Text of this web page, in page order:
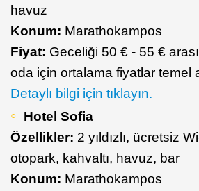
havuz
Konum: Marathokampos
Fiyat: Geceliği 50 € - 55 €
oda için ortalama fiyatlar temel
Detaylı bilgi için tıklayın.
Hotel Sofia
Özellikler: 2 yıldızlı, ücretsiz
otopark, kahvaltı, havuz, bar
Konum: Marathokampos